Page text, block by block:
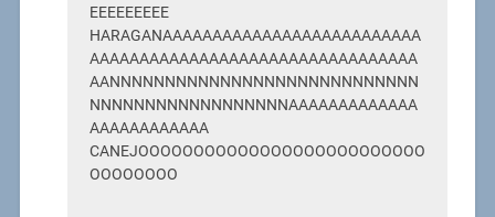
EEEEEEEEE
HARAGANAAAAAAAAAAAAAAAAAAAAAAAAAA
AAAAAAAAAAAAAAAAAAAAAAAAAAAAAAAAA
AANNNNNNNNNNNNNNNNNNNNNNNNNNNN
NNNNNNNNNNNNNNNNNNAAAAAAAAAAAAA
AAAAAAAAAAAA
CANEJOOOOOOOOOOOOOOOOOOOOOOOOOO
OOOOOOOO